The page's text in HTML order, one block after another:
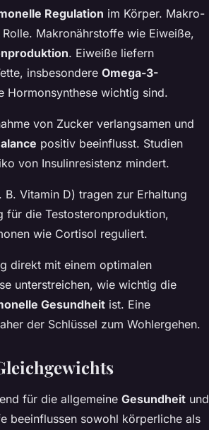
Regulation im Körper. Makro-
Makronährstoffe wie Eiweiße,
. Eiweiße liefern
insbesondere Omega-3-
Hormonsynthese wichtig sind.
von Zucker verlangsamen und
positiv beeinflusst. Studien
von Insulinresistenz mindert.
Vitamin D) tragen zur Erhaltung
für die Testosteronproduktion,
wie Cortisol reguliert.
direkt mit einem optimalen
unterstreichen, wie wichtig die
Gesundheit ist. Eine
der Schlüssel zum Wohlergehen.
für die allgemeine Gesundheit und
beeinflussen sowohl körperliche als